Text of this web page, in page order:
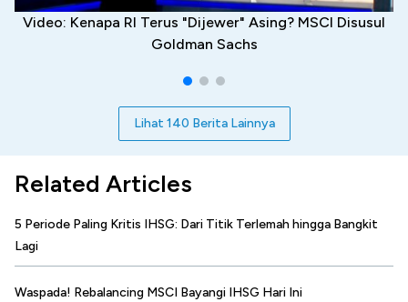
Video: Kenapa RI Terus "Dijewer" Asing? MSCI Disusul
Goldman Sachs
Lihat 140 Berita Lainnya
Related Articles
5 Periode Paling Kritis IHSG: Dari Titik Terlemah hingga Bangkit
Lagi
Waspada! Rebalancing MSCI Bayangi IHSG Hari Ini